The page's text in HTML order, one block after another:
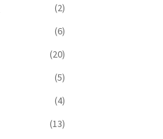
(2)
(6)
(20)
(5)
(4)
(13)